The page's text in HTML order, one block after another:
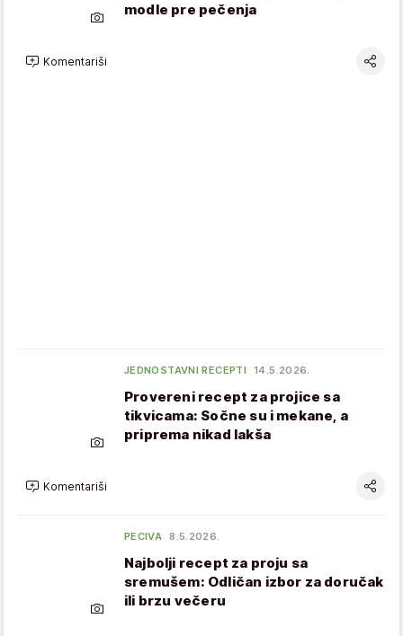
modle pre pečenja
Komentariši
JEDNOSTAVNI RECEPTI 14.5.2026.
Provereni recept za projice sa
tikvicama: Sočne su i mekane, a
priprema nikad lakša
Komentariši
PECIVA 8.5.2026.
Najbolji recept za proju sa
sremušem: Odličan izbor za doručak
ili brzu večeru